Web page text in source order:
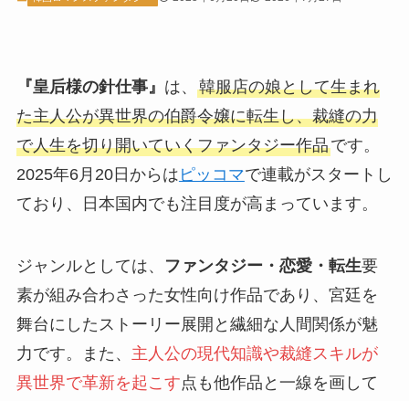
『皇后様の針仕事』 は、 韓服店の娘として生まれ
た主人公が異世界の伯爵令嬢に転生し、裁縫の力
で人生を切り開いていくファンタジー作品です。
2025年6月20日からは ピッコマで連載がスタートし
ており、日本国内でも注目度が高まっています。
ジャンルとしては、 ファンタジー・恋愛・転生要
素が組み合わさった女性向け作品であり、宮廷を
舞台にしたストーリー展開と繊細な人間関係が魅
力です。また、 主人公の現代知識や裁縫スキルが
異世界で革新を起こす点も他作品と一線を画して